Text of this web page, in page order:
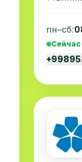
пн–сб: